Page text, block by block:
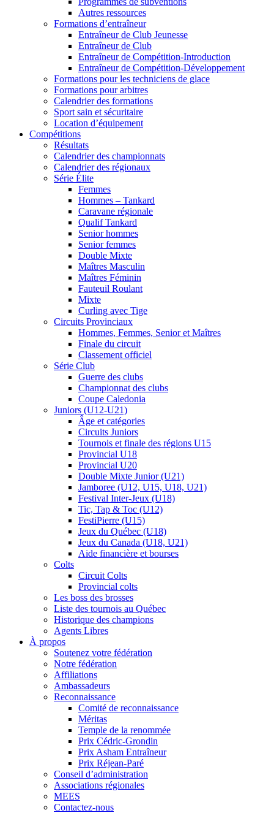
Autres ressources
Formations d’entraîneur
Entraîneur de Club Jeunesse
Entraîneur de Club
Entraîneur de Compétition-Introduction
Entraîneur de Compétition-Développement
Formations pour les techniciens de glace
Formations pour arbitres
Calendrier des formations
Sport sain et sécuritaire
Location d’équipement
Compétitions
Résultats
Calendrier des championnats
Calendrier des régionaux
Série Élite
Femmes
Hommes – Tankard
Caravane régionale
Qualif Tankard
Senior hommes
Senior femmes
Double Mixte
Maîtres Masculin
Maîtres Féminin
Fauteuil Roulant
Mixte
Curling avec Tige
Circuits Provinciaux
Hommes, Femmes, Senior et Maîtres
Finale du circuit
Classement officiel
Série Club
Guerre des clubs
Championnat des clubs
Coupe Caledonia
Juniors (U12-U21)
Âge et catégories
Circuits Juniors
Tournois et finale des régions U15
Provincial U18
Provincial U20
Double Mixte Junior (U21)
Jamboree (U12, U15, U18, U21)
Festival Inter-Jeux (U18)
Tic, Tap & Toc (U12)
FestiPierre (U15)
Jeux du Québec (U18)
Jeux du Canada (U18, U21)
Aide financière et bourses
Colts
Circuit Colts
Provincial colts
Les boss des brosses
Liste des tournois au Québec
Historique des champions
Agents Libres
À propos
Soutenez votre fédération
Notre fédération
Affiliations
Ambassadeurs
Reconnaissance
Comité de reconnaissance
Méritas
Temple de la renommée
Prix Cédric-Grondin
Prix Asham Entraîneur
Prix Réjean-Paré
Conseil d’administration
Associations régionales
MEES
Contactez-nous